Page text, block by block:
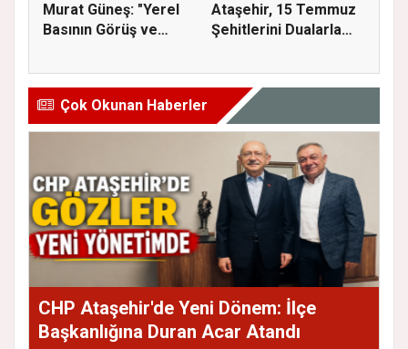
Murat Güneş: "Yerel
Basının Görüş ve
Ataşehir, 15 Temmuz
Şehitlerini Dualarla
Çok Okunan Haberler
CHP Ataşehir'de Yeni Dönem: İlçe
Başkanlığına Duran Acar Atandı